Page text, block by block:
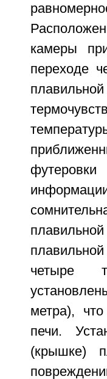
камеры
переходе
четыре
метра),
печи.
(крышке)